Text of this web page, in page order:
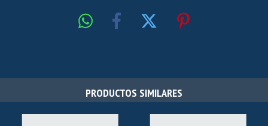
PRODUCTOS SIMILARES